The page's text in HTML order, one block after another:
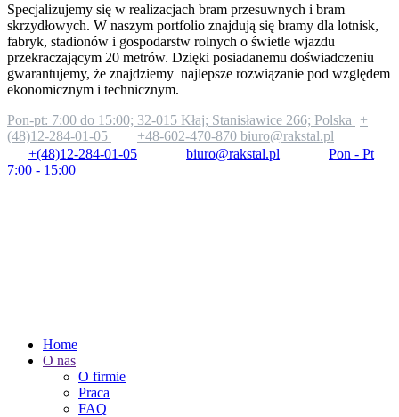
Specjalizujemy się w realizacjach bram przesuwnych i bram
skrzydłowych. W naszym portfolio znajdują się bramy dla lotnisk,
fabryk, stadionów i gospodarstw rolnych o świetle wjazdu
przekraczającym 20 metrów. Dzięki posiadanemu doświadczeniu
gwarantujemy, że znajdziemy najlepsze rozwiązanie pod względem
ekonomicznym i technicznym.
Pon-pt: 7:00 do 15:00; 32-015 Kłaj; Stanisławice 266; Polska
+
(48)12-284-01-05
+48-602-470-870 biuro@rakstal.pl
+(48)12-284-01-05
biuro@rakstal.pl
Pon - Pt
7:00 - 15:00
Home
O nas
O firmie
Praca
FAQ